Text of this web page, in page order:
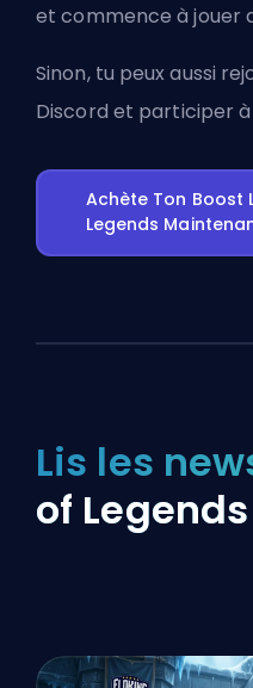
et commence à jouer
Sinon, tu peux aussi
Discord et participer à
Achète Ton Boost
Legends
Lis les
of Legends